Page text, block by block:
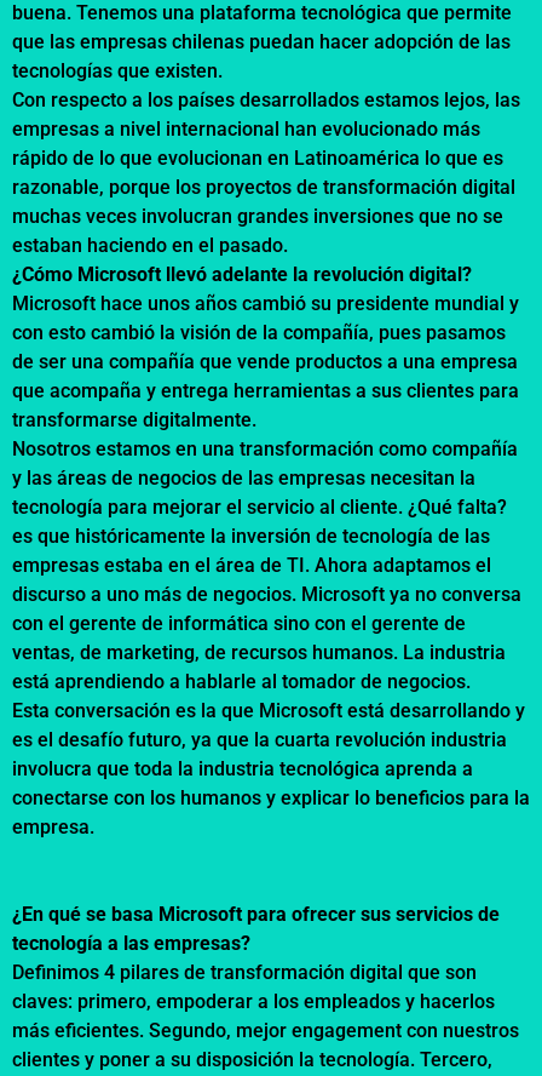
buena. Tenemos una plataforma tecnológica que permite
que las empresas chilenas puedan hacer adopción de las
tecnologías que existen.
Con respecto a los países desarrollados estamos lejos, las
empresas a nivel internacional han evolucionado más
rápido de lo que evolucionan en Latinoamérica lo que es
razonable, porque los proyectos de transformación digital
muchas veces involucran grandes inversiones que no se
estaban haciendo en el pasado.
¿Cómo Microsoft llevó adelante la revolución digital?
Microsoft hace unos años cambió su presidente mundial y
con esto cambió la visión de la compañía, pues pasamos
de ser una compañía que vende productos a una empresa
que acompaña y entrega herramientas a sus clientes para
transformarse digitalmente.
Nosotros estamos en una transformación como compañía
y las áreas de negocios de las empresas necesitan la
tecnología para mejorar el servicio al cliente. ¿Qué falta?
es que históricamente la inversión de tecnología de las
empresas estaba en el área de TI. Ahora adaptamos el
discurso a uno más de negocios. Microsoft ya no conversa
con el gerente de informática sino con el gerente de
ventas, de marketing, de recursos humanos. La industria
está aprendiendo a hablarle al tomador de negocios.
Esta conversación es la que Microsoft está desarrollando y
es el desafío futuro, ya que la cuarta revolución industria
involucra que toda la industria tecnológica aprenda a
conectarse con los humanos y explicar lo beneficios para la
empresa.
¿En qué se basa Microsoft para ofrecer sus servicios de
tecnología a las empresas?
Definimos 4 pilares de transformación digital que son
claves: primero, empoderar a los empleados y hacerlos
más eficientes. Segundo, mejor engagement con nuestros
clientes y poner a su disposición la tecnología. Tercero,